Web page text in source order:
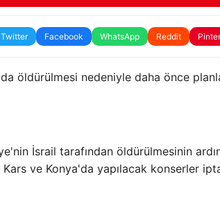
Twitter Facebook WhatsApp Reddit
öldürülmesi nedeniyle daha önce
İsrail tarafından öldürülmesinin
ve Konya'da yapılacak konserler